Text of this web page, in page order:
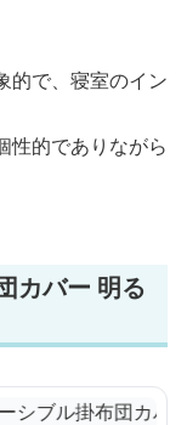
的で、寝室のイン
性的でありながら
カバー 明る